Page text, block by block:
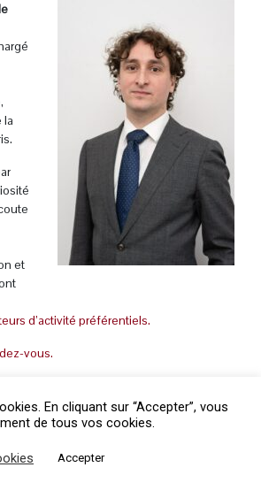
la
et
d’activité préférentiels.
vous.
En cliquant sur “Accepter”, vous
de tous vos cookies.
Accepter